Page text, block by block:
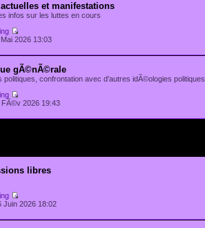
et manifestations
infos sur les luttes en cours
Mai 2026 13:03
gÃ©nÃ©rale
politiques, confrontation avec d'autres idÃ©ologies
FÃ©v 2026 19:43
libres
Juin 2026 18:02